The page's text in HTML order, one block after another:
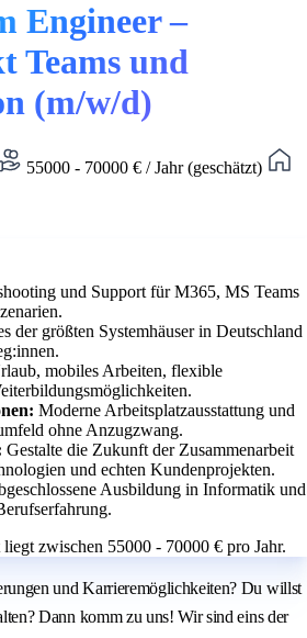
Engineer –
Teams und
(m/w/d)
55000 - 70000 € / Jahr (geschätzt)
und Support für M365, MS Teams
der größten Systemhäuser in Deutschland
mobiles Arbeiten, flexible
Moderne Arbeitsplatzausstattung und
ohne Anzugzwang.
Gestalte die Zukunft der Zusammenarbeit
und echten Kundenprojekten.
Ausbildung in Informatik und
zwischen 55000 - 70000 € pro Jahr.
und Karrieremöglichkeiten? Du willst
Dann komm zu uns! Wir sind eins der